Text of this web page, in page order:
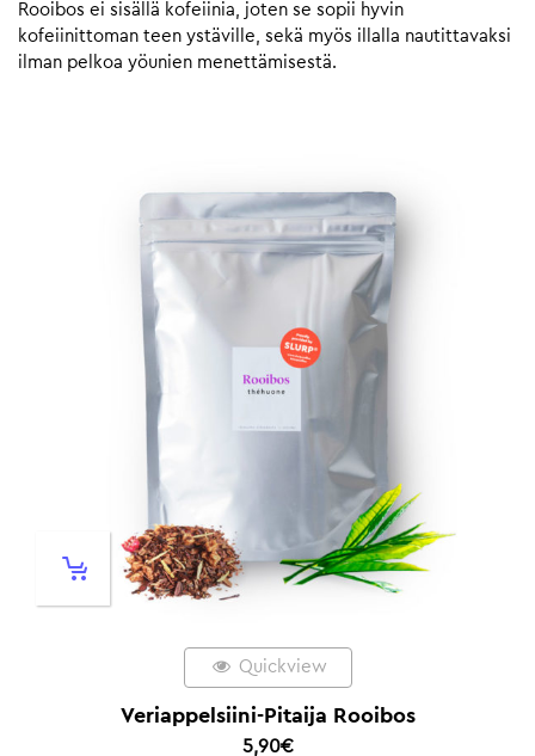
Rooibos ei sisällä kofeiinia, joten se sopii hyvin
kofeiinittoman teen ystäville, sekä myös illalla nautittavaksi
ilman pelkoa yöunien menettämisestä.
Quickview
Veriappelsiini-Pitaija Rooibos
5,90€